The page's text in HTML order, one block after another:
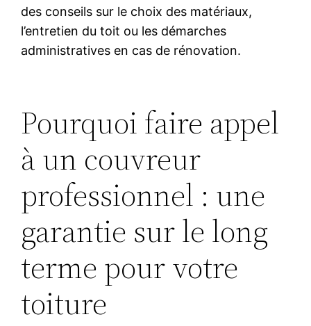
des conseils sur le choix des matériaux,
l’entretien du toit ou les démarches
administratives en cas de rénovation.
Pourquoi faire appel
à un couvreur
professionnel : une
garantie sur le long
terme pour votre
toiture